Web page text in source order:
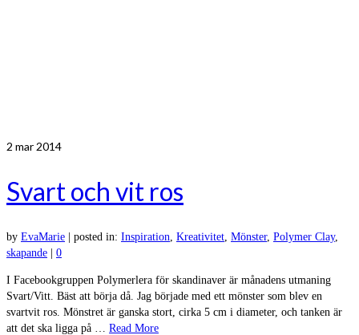
2 mar 2014
Svart och vit ros
by EvaMarie posted in: Inspiration, Kreativitet, Mönster, Polymer Clay,
skapande
0
I Facebookgruppen Polymerlera för skandinaver är månadens utmaning
Svart/Vitt. Bäst att börja då. Jag började med ett mönster som blev en
svartvit ros. Mönstret är ganska stort, cirka 5 cm i diameter, och tanken är
att det ska ligga på … Read More